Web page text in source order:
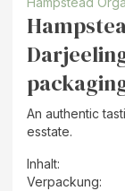
An authentic
esstate.
Inhalt:
Verpackung: